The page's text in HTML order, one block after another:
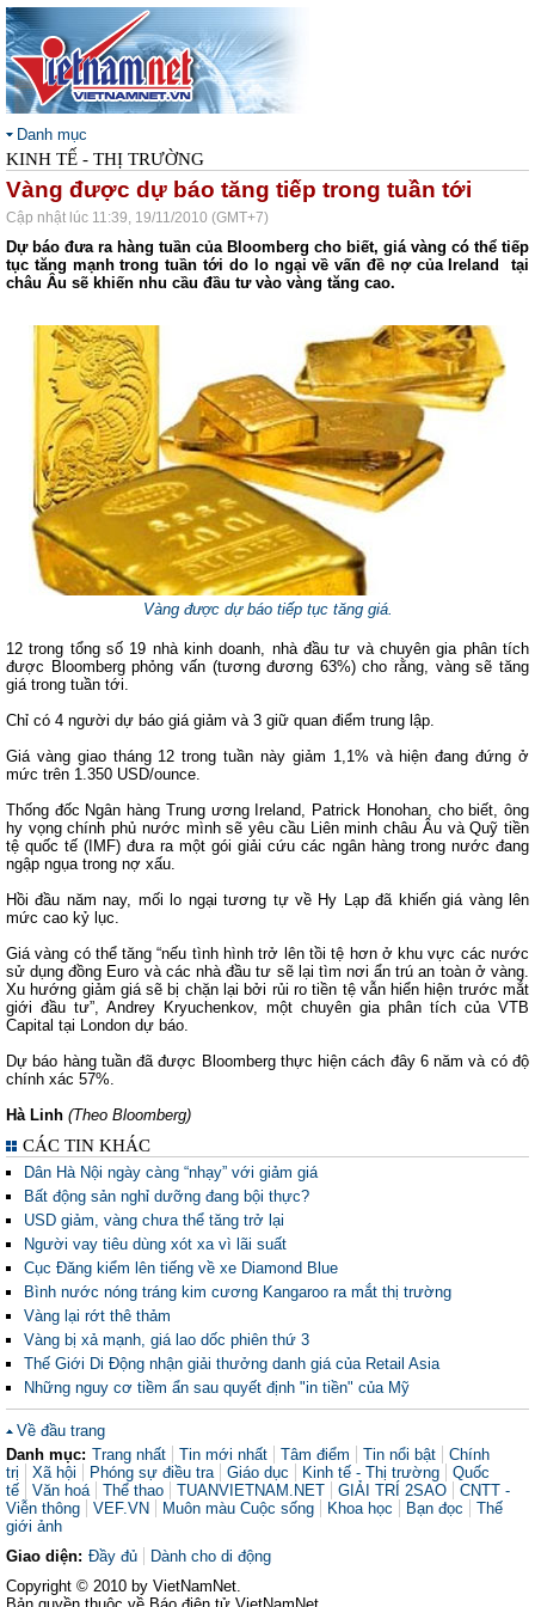
Danh mục
KINH TẾ - THỊ TRƯỜNG
Vàng được dự báo tăng tiếp trong tuần tới
Cập nhật lúc 11:39, 19/11/2010 (GMT+7)
Dự báo đưa ra hàng tuần của Bloomberg cho biết, giá vàng có thể tiếp
tục tăng mạnh trong tuần tới do lo ngại về vấn đề nợ của Ireland tại
châu Âu sẽ khiến nhu cầu đầu tư vào vàng tăng cao.
Vàng được dự báo tiếp tục tăng giá.
12 trong tổng số 19 nhà kinh doanh, nhà đầu tư và chuyên gia phân tích
được Bloomberg phỏng vấn (tương đương 63%) cho rằng, vàng sẽ tăng
giá trong tuần tới.
Chỉ có 4 người dự báo giá giảm và 3 giữ quan điểm trung lập.
Giá vàng giao tháng 12 trong tuần này giảm 1,1% và hiện đang đứng ở
mức trên 1.350 USD/ounce.
Thống đốc Ngân hàng Trung ương Ireland, Patrick Honohan, cho biết, ông
hy vọng chính phủ nước mình sẽ yêu cầu Liên minh châu Âu và Quỹ tiền
tệ quốc tế (IMF) đưa ra một gói giải cứu các ngân hàng trong nước đang
ngập ngụa trong nợ xấu.
Hồi đầu năm nay, mối lo ngại tương tự về Hy Lạp đã khiến giá vàng lên
mức cao kỷ lục.
Giá vàng có thể tăng “nếu tình hình trở lên tồi tệ hơn ở khu vực các nước
sử dụng đồng Euro và các nhà đầu tư sẽ lại tìm nơi ẩn trú an toàn ở vàng.
Xu hướng giảm giá sẽ bị chặn lại bởi rủi ro tiền tệ vẫn hiển hiện trước mắt
giới đầu tư”, Andrey Kryuchenkov, một chuyên gia phân tích của VTB
Capital tại London dự báo.
Dự báo hàng tuần đã được Bloomberg thực hiện cách đây 6 năm và có độ
chính xác 57%.
Hà Linh (Theo Bloomberg)
CÁC TIN KHÁC
Dân Hà Nội ngày càng “nhạy” với giảm giá
Bất động sản nghỉ dưỡng đang bội thực?
USD giảm, vàng chưa thể tăng trở lại
Người vay tiêu dùng xót xa vì lãi suất
Cục Đăng kiểm lên tiếng về xe Diamond Blue
Bình nước nóng tráng kim cương Kangaroo ra mắt thị trường
Vàng lại rớt thê thảm
Vàng bị xả mạnh, giá lao dốc phiên thứ 3
Thế Giới Di Động nhận giải thưởng danh giá của Retail Asia
Những nguy cơ tiềm ẩn sau quyết định "in tiền" của Mỹ
Về đầu trang
Danh mục: Trang nhất Tin mới nhất Tâm điểm Tin nổi bật
Chính
trị
Xã hội Phóng sự điều tra Giáo dục Kinh tế - Thị trường
Quốc
tế
Văn hoá Thể thao TUANVIETNAM.NET GIẢI TRÍ 2SAO
CNTT -
Viễn thông
VEF.VN Muôn màu Cuộc sống Khoa học Bạn đọc
Thế
giới ảnh
Giao diện: Đầy đủ
Dành cho di động
Copyright © 2010 by VietNamNet.